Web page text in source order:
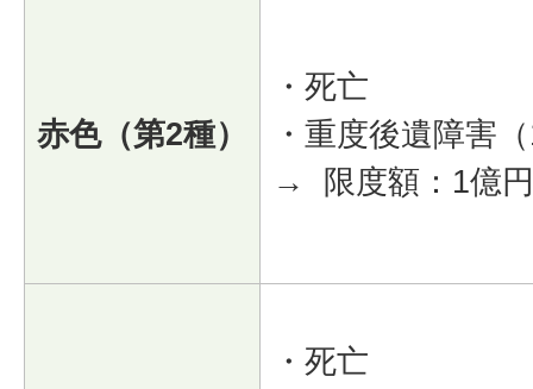
赤色（第2種）
・死亡
・重度後遺障害
→ 限度額：1億円
・死亡